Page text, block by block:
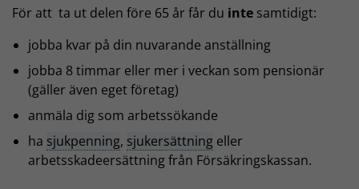
För att ta ut delen före 65 år får du inte samtidigt:
jobba kvar på din nuvarande anställning
jobba 8 timmar eller mer i veckan som pensionär
(gäller även eget företag)
anmäla dig som arbetssökande
ha sjukpenning, sjukersättning eller
arbetsskadeersättning från Försäkringskassan.